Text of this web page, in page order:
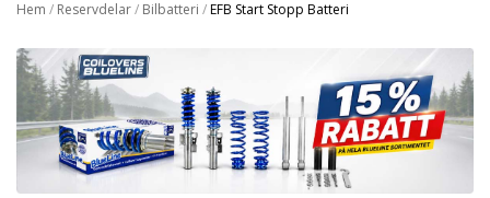
Hem / Reservdelar/ Bilbatteri /EFB Start Stopp Batteri